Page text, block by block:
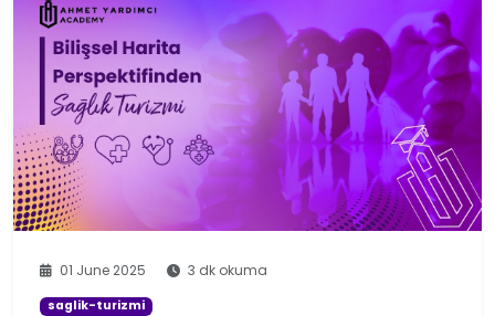
01 June 2025 3 dk okuma
saglik-turizmi